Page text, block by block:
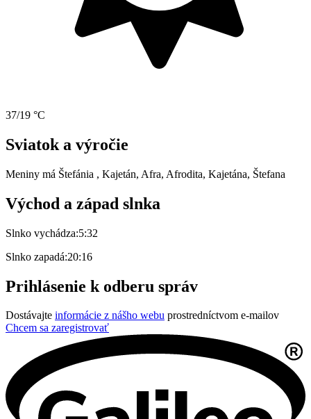
37/19 °C
Sviatok a výročie
Meniny má Štefánia , Kajetán, Afra, Afrodita, Kajetána, Štefana
Východ a západ slnka
Slnko vychádza:5:32
Slnko zapadá:20:16
Prihlásenie k odberu správ
Dostávajte informácie z nášho webu prostredníctvom e-mailov
Chcem sa zaregistrovať